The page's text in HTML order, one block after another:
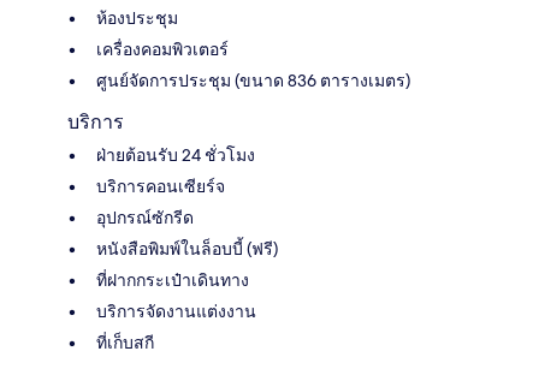
ห้องประชุม
เครื่องคอมพิวเตอร์
ศูนย์จัดการประชุม (ขนาด 836 ตารางเมตร)
บริการ
ฝ่ายต้อนรับ 24 ชั่วโมง
บริการคอนเซียร์จ
อุปกรณ์ซักรีด
หนังสือพิมพ์ในล็อบบี้ (ฟรี)
ที่ฝากกระเป๋าเดินทาง
บริการจัดงานแต่งงาน
ที่เก็บสกี